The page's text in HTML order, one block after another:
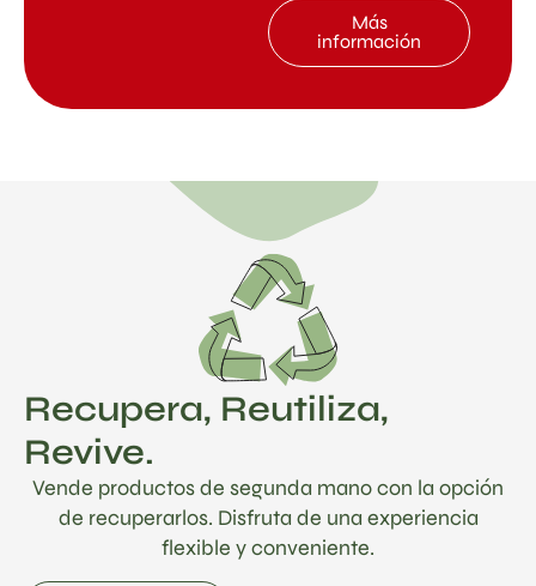
Más
información
Recupera, Reutiliza,
Revive.
Vende productos de segunda mano con la opción
de recuperarlos. Disfruta de una experiencia
flexible y conveniente.